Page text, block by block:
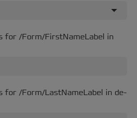
for /Form/FirstNameLabel in
for /Form/LastNameLabel in de-